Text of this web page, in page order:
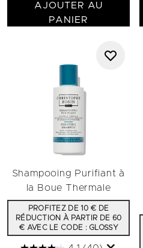
AJOUTER AU
PANIER
Shampooing Purifiant à
la Boue Thermale
PROFITEZ DE 10 € DE
RÉDUCTION À PARTIR DE 60
€ AVEC LE CODE : GLOSSY